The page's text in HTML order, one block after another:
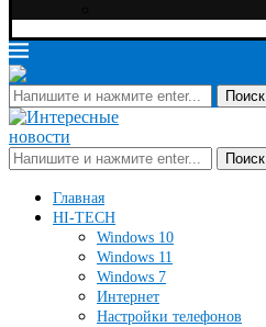
Поиск
Поиск
Главная
HI-TECH
Windows 10
Windows 11
Windows 7
Интернет
Настройки телефонов